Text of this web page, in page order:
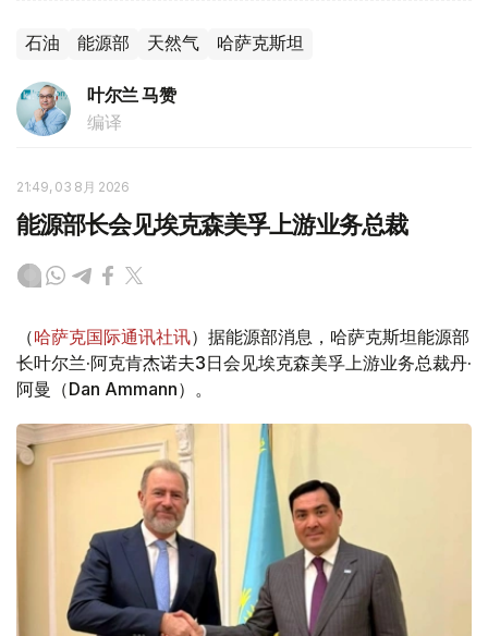
石油 能源部 天然气 哈萨克斯坦
叶尔兰 马赞
编译
21:49, 03 8月 2026
能源部长会见埃克森美孚上游业务总裁
（哈萨克国际通讯社讯）据能源部消息，哈萨克斯坦能源部
长叶尔兰·阿克肯杰诺夫3日会见埃克森美孚上游业务总裁丹·
阿曼（Dan Ammann）。